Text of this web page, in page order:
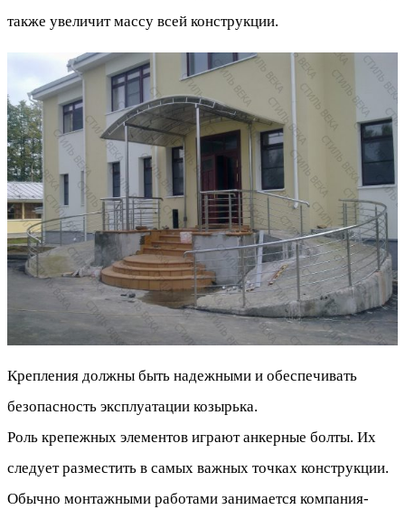
также увеличит массу всей конструкции.
Крепления должны быть надежными и обеспечивать
безопасность эксплуатации козырька.
Роль крепежных элементов играют анкерные болты. Их
следует разместить в самых важных точках конструкции.
Обычно монтажными работами занимается компания-